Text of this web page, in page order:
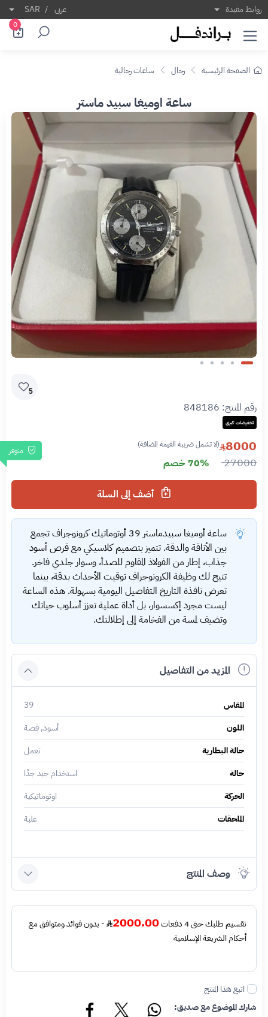
روابط مفيدة عربى /
SAR
0
الصفحة الرئيسية رجال ساعات رجالية
ساعة اوميغا سبيد ماستر
Slide 1 of 5
5
رقم المنتج: 848186
تخفيضات كبرى
متوفر 8000 (لا تشمل ضريبة القيمة المضافة)
27000 70% خصم
ساعة أوميغا سبيدماستر 39 أوتوماتيك كرونوجراف تجمع
بين الأناقة والدقة. تتميز بتصميم كلاسيكي مع قرص أسود
جذاب، إطار من الفولاذ المقاوم للصدأ، وسوار جلدي فاخر.
تتيح لك وظيفة الكرونوجراف توقيت الأحداث بدقة، بينما
تعرض نافذة التاريخ التفاصيل اليومية بسهولة. هذه الساعة
ليست مجرد إكسسوار، بل أداة عملية تعزز أسلوب حياتك
وتضيف لمسة من الفخامة إلى إطلالتك.
المزيد من التفاصيل
المقاس
39
اللون
أسود, فضة
حالة البطارية
تعمل
حالة
استخدام جيد جدًا
الحركة
اوتوماتيكية
الملحقات
علبة
وصف المنتج
تقسيم طلبك حتى 4 دفعات 2000.00
- بدون فوائد ومتوافق مع
أحكام الشريعة الإسلامية
اتبع هذا المنتج
شارك الموضوع مع صديق: